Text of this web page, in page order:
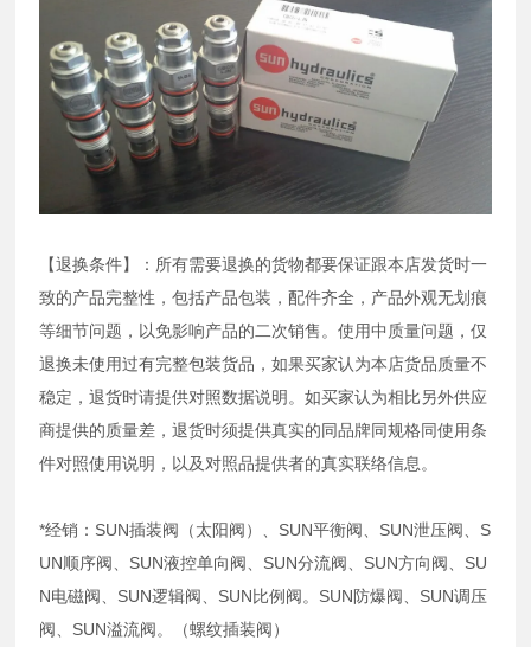
【退换条件】：所有需要退换的货物都要保证跟本店发货时一
致的产品完整性，包括产品包装，配件齐全，产品外观无划痕
等细节问题，以免影响产品的二次销售。使用中质量问题，仅
退换未使用过有完整包装货品，如果买家认为本店货品质量不
稳定，退货时请提供对照数据说明。如买家认为相比另外供应
商提供的质量差，退货时须提供真实的同品牌同规格同使用条
件对照使用说明，以及对照品提供者的真实联络信息。
*经销：SUN插装阀（太阳阀）、SUN平衡阀、SUN泄压阀、S
UN顺序阀、SUN液控单向阀、SUN分流阀、SUN方向阀、SU
N电磁阀、SUN逻辑阀、SUN比例阀。SUN防爆阀、SUN调压
阀、SUN溢流阀。（螺纹插装阀）